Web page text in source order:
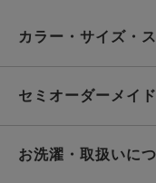
カラー・サイズ・
セミオーダーメイ
お洗濯・取扱いに